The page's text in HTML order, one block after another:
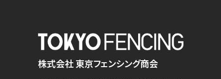
株式会社 東京フェンシング商会